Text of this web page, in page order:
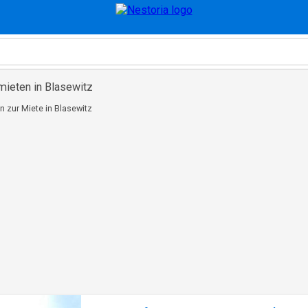
in Blasewitz
zur Miete in Blasewitz